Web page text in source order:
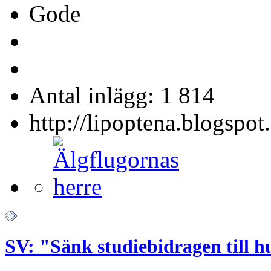
Gode
Antal inlägg: 1 814
http://
SV: "Sänk studiebidragen till